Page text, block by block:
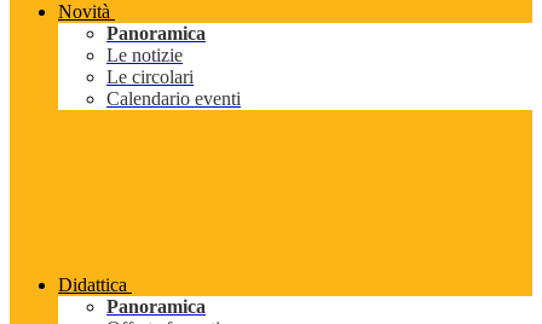
Novità
Panoramica
Le notizie
Le circolari
Calendario eventi
Didattica
Panoramica